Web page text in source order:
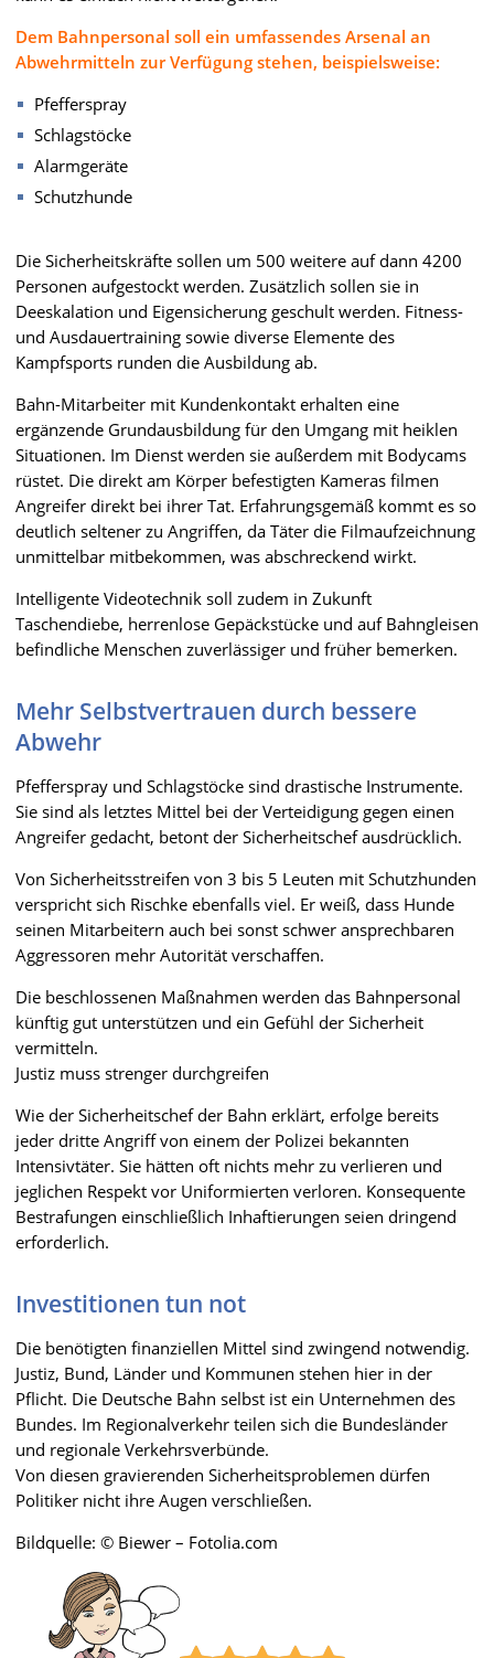
Dem Bahnpersonal soll ein umfassendes Arsenal an
Abwehrmitteln zur Verfügung stehen, beispielsweise:
Pfefferspray
Schlagstöcke
Alarmgeräte
Schutzhunde
Die Sicherheitskräfte sollen um 500 weitere auf dann 4200
Personen aufgestockt werden. Zusätzlich sollen sie in
Deeskalation und Eigensicherung geschult werden. Fitness-
und Ausdauertraining sowie diverse Elemente des
Kampfsports runden die Ausbildung ab.
Bahn-Mitarbeiter mit Kundenkontakt erhalten eine
ergänzende Grundausbildung für den Umgang mit heiklen
Situationen. Im Dienst werden sie außerdem mit Bodycams
rüstet. Die direkt am Körper befestigten Kameras filmen
Angreifer direkt bei ihrer Tat. Erfahrungsgemäß kommt es so
deutlich seltener zu Angriffen, da Täter die Filmaufzeichnung
unmittelbar mitbekommen, was abschreckend wirkt.
Intelligente Videotechnik soll zudem in Zukunft
Taschendiebe, herrenlose Gepäckstücke und auf Bahngleisen
befindliche Menschen zuverlässiger und früher bemerken.
Mehr Selbstvertrauen durch bessere
Abwehr
Pfefferspray und Schlagstöcke sind drastische Instrumente.
Sie sind als letztes Mittel bei der Verteidigung gegen einen
Angreifer gedacht, betont der Sicherheitschef ausdrücklich.
Von Sicherheitsstreifen von 3 bis 5 Leuten mit Schutzhunden
verspricht sich Rischke ebenfalls viel. Er weiß, dass Hunde
seinen Mitarbeitern auch bei sonst schwer ansprechbaren
Aggressoren mehr Autorität verschaffen.
Die beschlossenen Maßnahmen werden das Bahnpersonal
künftig gut unterstützen und ein Gefühl der Sicherheit
vermitteln.
Justiz muss strenger durchgreifen
Wie der Sicherheitschef der Bahn erklärt, erfolge bereits
jeder dritte Angriff von einem der Polizei bekannten
Intensivtäter. Sie hätten oft nichts mehr zu verlieren und
jeglichen Respekt vor Uniformierten verloren. Konsequente
Bestrafungen einschließlich Inhaftierungen seien dringend
erforderlich.
Investitionen tun not
Die benötigten finanziellen Mittel sind zwingend notwendig.
Justiz, Bund, Länder und Kommunen stehen hier in der
Pflicht. Die Deutsche Bahn selbst ist ein Unternehmen des
Bundes. Im Regionalverkehr teilen sich die Bundesländer
und regionale Verkehrsverbünde.
Von diesen gravierenden Sicherheitsproblemen dürfen
Politiker nicht ihre Augen verschließen.
Bildquelle: © Biewer – Fotolia.com